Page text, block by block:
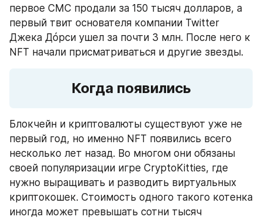
первое СМС продали за 150 тысяч долларов, а
первый твит основателя компании Twitter
Джека Дóрси ушел за почти 3 млн. После него к
NFT начали присматриваться и другие звезды.
Когда появились
Блокчейн и криптовалюты существуют уже не
первый год, но именно NFT появились всего
несколько лет назад. Во многом они обязаны
своей популяризации игре CryptoKitties, где
нужно выращивать и разводить виртуальных
криптокошек. Стоимость одного такого котенка
иногда может превышать сотни тысяч